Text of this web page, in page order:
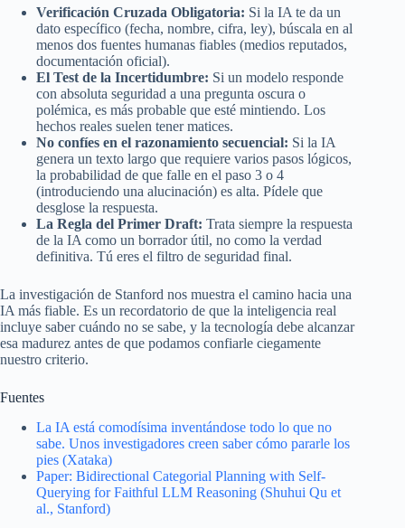
Verificación Cruzada Obligatoria: Si la IA te da un
dato específico (fecha, nombre, cifra, ley), búscala en al
menos dos fuentes humanas fiables (medios reputados,
documentación oficial).
El Test de la Incertidumbre: Si un modelo responde
con absoluta seguridad a una pregunta oscura o
polémica, es más probable que esté mintiendo. Los
hechos reales suelen tener matices.
No confíes en el razonamiento secuencial: Si la IA
genera un texto largo que requiere varios pasos lógicos,
la probabilidad de que falle en el paso 3 o 4
(introduciendo una alucinación) es alta. Pídele que
desglose la respuesta.
La Regla del Primer Draft: Trata siempre la respuesta
de la IA como un borrador útil, no como la verdad
definitiva. Tú eres el filtro de seguridad final.
La investigación de Stanford nos muestra el camino hacia una
IA más fiable. Es un recordatorio de que la inteligencia real
incluye saber cuándo no se sabe, y la tecnología debe alcanzar
esa madurez antes de que podamos confiarle ciegamente
nuestro criterio.
Fuentes
La IA está comodísima inventándose todo lo que no
sabe. Unos investigadores creen saber cómo pararle los
pies (Xataka)
Paper: Bidirectional Categorial Planning with Self-
Querying for Faithful LLM Reasoning (Shuhui Qu et
al., Stanford)